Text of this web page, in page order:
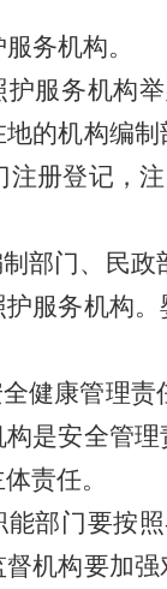
务机构。
护服务机构
的机构编
注册登记 ，
部门、民政
服务机构
健康管理责
是安全管
责任。
能部门要按
机构要加